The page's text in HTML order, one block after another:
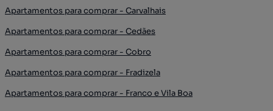
Apartamentos para comprar - Carvalhais
Apartamentos para comprar - Cedães
Apartamentos para comprar - Cobro
Apartamentos para comprar - Fradizela
Apartamentos para comprar - Franco e Vila Boa